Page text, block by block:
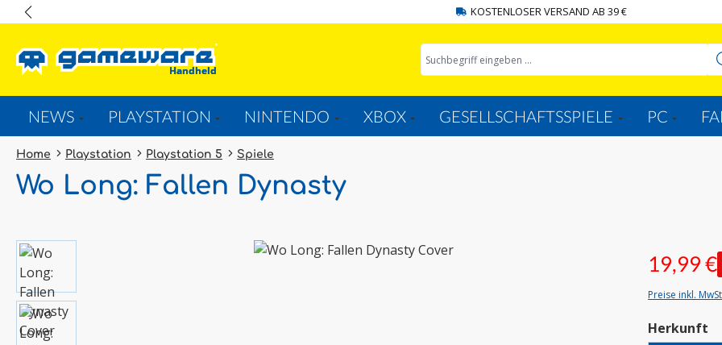
KOSTENLOSER VERSAND AB 39 €
NEWS PLAYSTATION NINTENDO XBOX GESELLSCHAFTSSPIELE PC
Home Playstation Playstation 5 Spiele
Wo Long: Fallen Dynasty
Bildergalerie überspringen
19,99 €
Preise inkl.
Herkunft